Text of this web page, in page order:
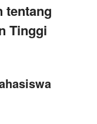
tentang
Tinggi